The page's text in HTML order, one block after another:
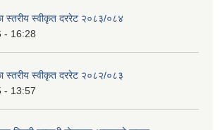
स्तरीय स्वीकृत दररेट २०८३/०८४
- 16:28
स्तरीय स्वीकृत दररेट २०८२/०८३
- 13:57